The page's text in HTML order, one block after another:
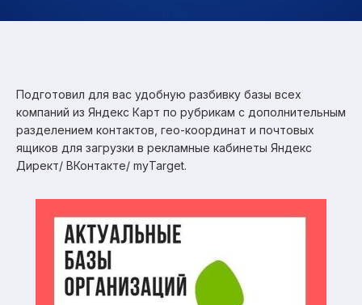
Подготовил для вас удобную разбивку базы всех
компаний из Яндекс Карт по рубрикам с дополнительным
разделением контактов, гео-координат и почтовых
ящиков для загрузки в рекламные кабинеты Яндекс
Директ/ ВКонтакте/ myTarget.